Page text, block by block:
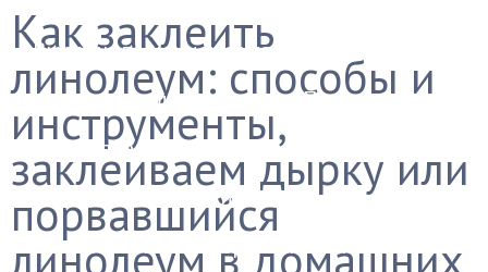
Выравнивание и стяжка
Звукоизоляция и т.д.
Плинтуса
Утепление полов
Финишные покрытия
Бетонный пол
Деревянный пол
Как заклеить
линолеум: способы и
инструменты,
заклеиваем дырку или
порвавшийся
линолеум в домашних